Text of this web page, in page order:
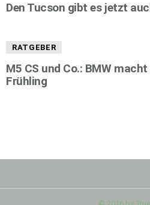
Den Tucson gibt es jetzt
RATGEBER
M5 CS und Co.: BMW
Frühling